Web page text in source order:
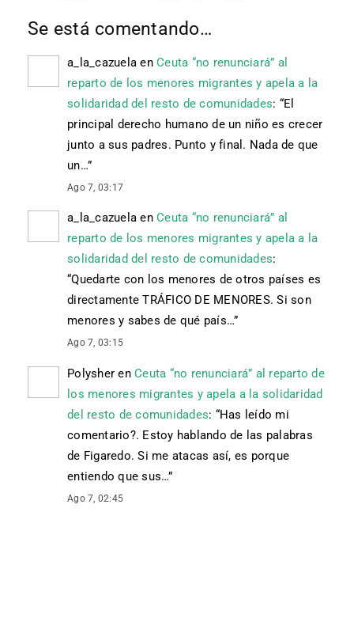
Se está comentando…
a_la_cazuela en Ceuta “no renunciará” al
reparto de los menores migrantes y apela a la
solidaridad del resto de comunidades: “El
principal derecho humano de un niño es crecer
junto a sus padres. Punto y final. Nada de que
un…”
Ago 7, 03:17
a_la_cazuela en Ceuta “no renunciará” al
reparto de los menores migrantes y apela a la
solidaridad del resto de comunidades:
“Quedarte con los menores de otros países es
directamente TRÁFICO DE MENORES. Si son
menores y sabes de qué país…”
Ago 7, 03:15
Polysher en Ceuta “no renunciará” al reparto de
los menores migrantes y apela a la solidaridad
del resto de comunidades: “Has leído mi
comentario?. Estoy hablando de las palabras
de Figaredo. Si me atacas así, es porque
entiendo que sus…”
Ago 7, 02:45